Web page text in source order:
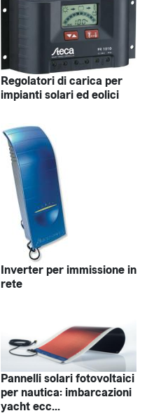
Regolatori di carica per
impianti solari ed eolici
Inverter per immissione in
rete
Pannelli solari fotovoltaici
per nautica: imbarcazioni
yacht ecc...